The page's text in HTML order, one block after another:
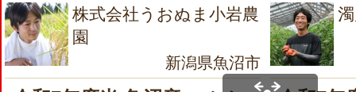
株式会社うおぬま小岩農
園
新潟県魚沼市